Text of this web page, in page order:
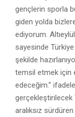
gençlerin sporla
giden yolda
ediyorum.
sayesinde
şekilde
temsil etmek için
edeceğim.”
gerçekleştirilecek
aralıksız